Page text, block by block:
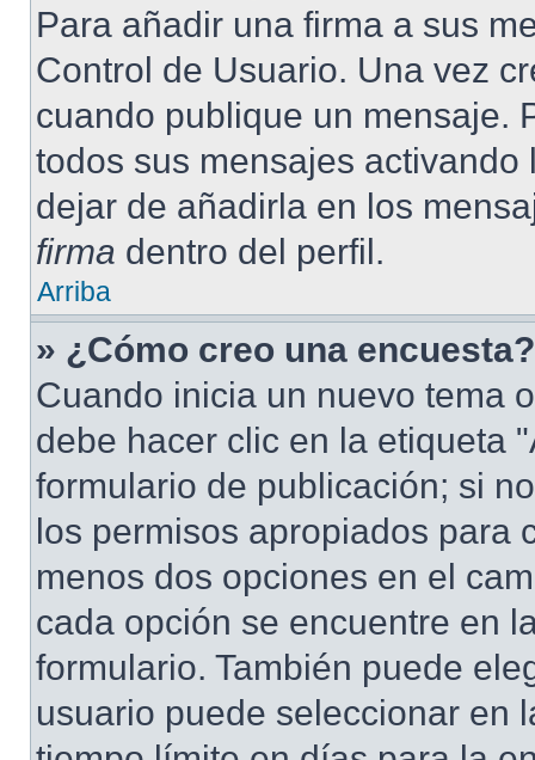
Para añadir una firma a sus
Control de Usuario. Una vez
cuando publique un mensaje.
todos sus mensajes
dejar de añadirla en los
firma dentro del perfil.
Arriba
» ¿Cómo creo una encuesta?
Cuando inicia un nuevo tema
debe hacer clic en la etiqueta
formulario de publicación; si
los permisos apropiados para
menos dos opciones en el
cada opción se encuentre en
formulario. También puede
usuario puede seleccionar en